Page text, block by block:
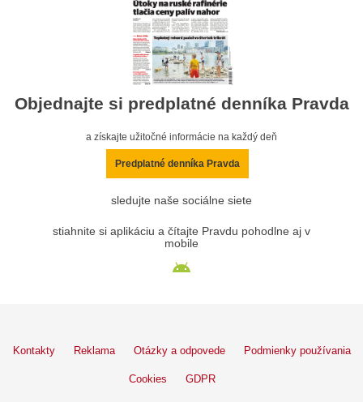
Objednajte si predplatné denníka Pravda
a získajte užitočné informácie na každý deň
Predplatné denníka Pravda
sledujte naše sociálne siete
stiahnite si aplikáciu a čítajte Pravdu pohodlne aj v
mobile
Kontakty Reklama Otázky a odpovede Podmienky používania
Cookies GDPR